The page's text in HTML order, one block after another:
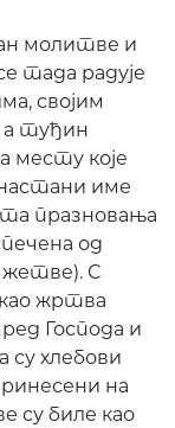
молитве и
тада радује
својим
а туђин
месту које
име
празновања
од
жетве). С
жртва
Господа и
су хлебови
на
су биле као